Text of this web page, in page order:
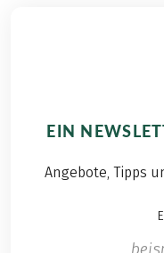
EIN
Angebote, Tipps